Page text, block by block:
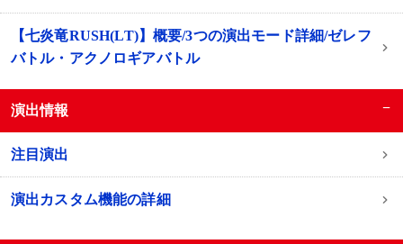
【七炎竜RUSH(LT)】概要/3つの演出モード詳細/ゼレフ
バトル・アクノロギアバトル
演出情報 −
注目演出
演出カスタム機能の詳細